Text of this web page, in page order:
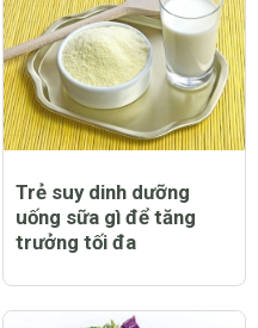
Trẻ suy dinh dưỡng
uống sữa gì để tăng
trưởng tối đa